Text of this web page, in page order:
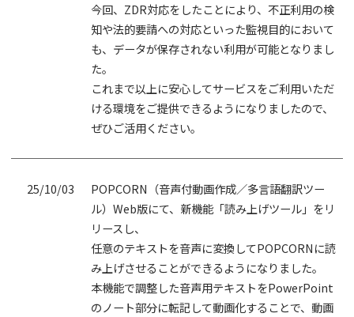
今回、ZDR対応をしたことにより、不正利用の検
知や法的要請への対応といった監視目的において
も、データが保存されない利用が可能となりまし
た。
これまで以上に安心してサービスをご利用いただ
ける環境をご提供できるようになりましたので、
ぜひご活用ください。
25/10/03
POPCORN（音声付動画作成／多言語翻訳ツー
ル）Web版にて、新機能「読み上げツール」をリ
リースし、
任意のテキストを音声に変換してPOPCORNに読
み上げさせることができるようになりました。
本機能で調整した音声用テキストをPowerPoint
のノート部分に転記して動画化することで、動画